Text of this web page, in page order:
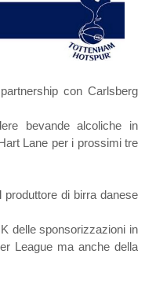
con Carlsberg
bevande alcoliche in
Lane per i prossimi tre
di birra danese
delle sponsorizzazioni in
League ma anche della